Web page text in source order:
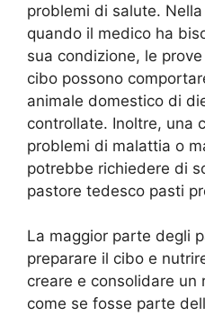
problemi di salute.
quando il medico ha
sua condizione, le
cibo possono
animale domestico di
controllate. Inoltre, una
problemi di malattia o
potrebbe richiedere di
pastore tedesco pasti
La maggior parte degli
preparare il cibo e
creare e consolidare un
come se fosse parte